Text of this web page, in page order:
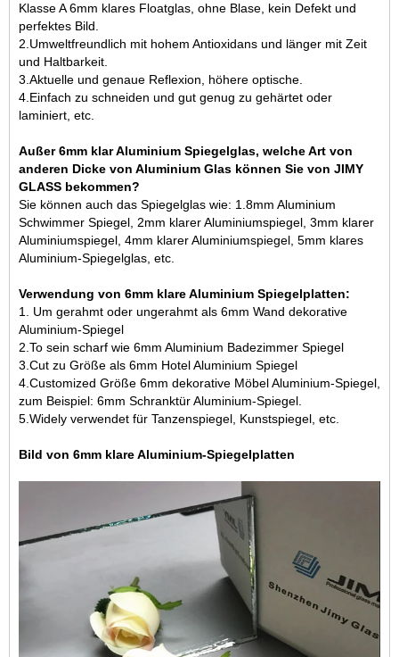
Klasse A 6mm klares Floatglas, ohne Blase, kein Defekt und
perfektes Bild.
2.Umweltfreundlich mit hohem Antioxidans und länger mit Zeit
und Haltbarkeit.
3.Aktuelle und genaue Reflexion, höhere optische.
4.Einfach zu schneiden und gut genug zu gehärtet oder
laminiert, etc.
Außer 6mm klar Aluminium Spiegelglas, welche Art von
anderen Dicke von Aluminium Glas können Sie von JIMY
GLASS bekommen?
Sie können auch das Spiegelglas wie: 1.8mm Aluminium
Schwimmer Spiegel, 2mm klarer Aluminiumspiegel 3mm klarer
Aluminiumspiegel 4mm klarer Aluminiumspiegel 5mm klares
Aluminium-Spiegelglas , etc.
Verwendung von 6mm klare Aluminium Spiegelplatten:
1. Um gerahmt oder ungerahmt als 6mm Wand dekorative
Aluminium-Spiegel
2.To sein scharf wie 6mm Aluminium Badezimmer Spiegel
3.Cut zu Größe als 6mm Hotel Aluminium Spiegel
4.Customized Größe 6mm dekorative Möbel Aluminium-Spiegel,
zum Beispiel: 6mm Schranktür Aluminium-Spiegel.
5.Widely verwendet für Tanzenspiegel, Kunstspiegel, etc.
Bild von 6mm klare Aluminium-Spiegelplatten